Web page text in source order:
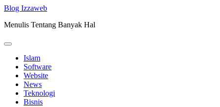
Skip
content
Blog Izzaweb
Menulis Tentang Banyak Hal
Islam
Software
Website
News
Teknologi
Bisnis